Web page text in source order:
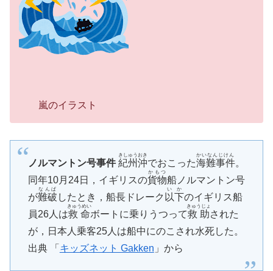
嵐のイラスト
ノルマントン号事件 紀州沖
きしゅうおき
でおこった海難事件
かいなんじけん
。
同年10月24日，イギリスの貨物
かもつ
船ノルマントン号
が難破
なんぱ
したとき，船長ドレーク 以下
いか
のイギリス船
員26人は救命
きゅうめい
ボートに乗りうつって救助
きゅうじょ
された
が，日本人乗客25人は船中にのこされ水死した。
出典 「 キッズネット Gakken 」から